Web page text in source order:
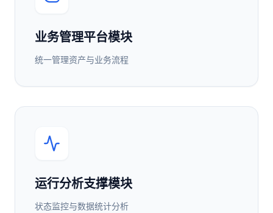
业务管理平台模块
统一管理资产与业务流程
运行分析支撑模块
状态监控与数据统计分析